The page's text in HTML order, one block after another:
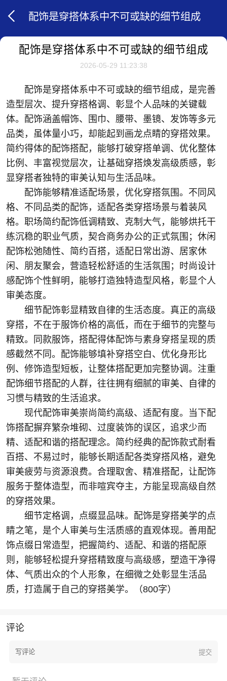
配饰是穿搭体系中不可或缺的细节组成
配饰是穿搭体系中不可或缺的细节组成
2026-05-29 11:23:38
配饰是穿搭体系中不可或缺的细节组成，是完善
造型层次、提升穿搭格调、彰显个人品味的关键载
体。配饰涵盖帽饰、围巾、腰带、墨镜、发饰等多元
品类，虽体量小巧，却能起到画龙点睛的穿搭效果。
简约得体的配饰搭配，能够打破穿搭单调、优化整体
比例、丰富视觉层次，让基础穿搭焕发高级质感，彰
显穿搭者独特的审美认知与生活品味。
配饰能够精准适配场景，优化穿搭氛围。不同风
格、不同品类的配饰，适配各类穿搭场景与着装风
格。职场简约配饰低调精致、克制大气，能够烘托干
练沉稳的职业气质，契合商务办公的正式氛围；休闲
配饰松弛随性、简约百搭，适配日常出游、居家休
闲、朋友聚会，营造轻松舒适的生活氛围；时尚设计
感配饰个性鲜明，能够打造独特造型风格，彰显个人
审美态度。
细节配饰彰显精致自律的生活态度。真正的高级
穿搭，不在于服饰价格的高低，而在于细节的完整与
精致。同款服饰，搭配得体配饰与素身穿搭呈现的质
感截然不同。配饰能够填补穿搭空白、优化身形比
例、修饰造型短板，让整体搭配更加完整协调。注重
配饰细节搭配的人群，往往拥有细腻的审美、自律的
习惯与精致的生活追求。
现代配饰审美崇尚简约高级、适配有度。当下配
饰搭配摒弃繁杂堆砌、过度装饰的误区，追求少而
精、适配和谐的搭配理念。简约经典的配饰款式耐看
百搭、不易过时，能够长期适配各类穿搭风格，避免
审美疲劳与资源浪费。合理取舍、精准搭配，让配饰
服务于整体造型，而非喧宾夺主，方能呈现高级自然
的穿搭效果。
细节定格调，点缀显品味。配饰是穿搭美学的点
睛之笔，是个人审美与生活质感的直观体现。善用配
饰点缀日常造型，把握简约、适配、和谐的搭配原
则，能够轻松提升穿搭精致度与高级感，塑造干净得
体、气质出众的个人形象，在细微之处彰显生活品
质，打造属于自己的穿搭美学。（800字）
评论